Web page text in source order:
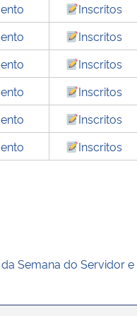
Inscritos
Inscritos
Inscritos
Inscritos
Inscritos
Inscritos
Semana do Servidor